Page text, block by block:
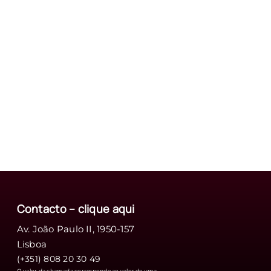
Contacto – clique aqui
Av. João Paulo II, 1950-157
Lisboa
(+351) 808 20 30 49